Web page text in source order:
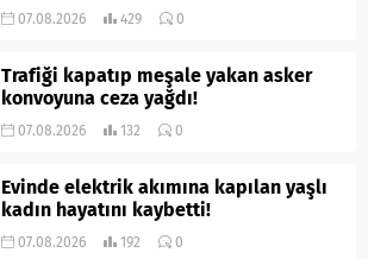
07.08.2026 429 0
Trafiği kapatıp meşale yakan asker
konvoyuna ceza yağdı!
07.08.2026 132 0
Evinde elektrik akımına kapılan yaşlı
kadın hayatını kaybetti!
07.08.2026 192 0